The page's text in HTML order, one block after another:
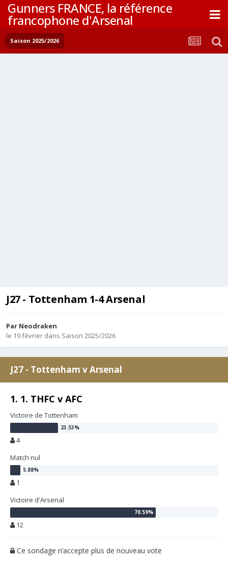
Gunners FRANCE, la référence
francophone d'Arsenal
Saison 2025/2026
J27 - Tottenham 1-4 Arsenal
Par Neodraken
le 19 février dans Saison 2025/2026
J27 - Tottenham v Arsenal
1. 1. THFC v AFC
Victoire de Tottenham
4
Match nul
1
Victoire d'Arsenal
12
Ce sondage n’accepte plus de nouveau vote